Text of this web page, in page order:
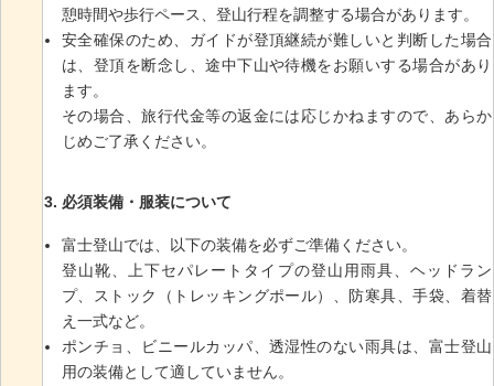
憩時間や歩行ペース、登山行程を調整する場合があります。
安全確保のため、ガイドが登頂継続が難しいと判断した場合
は、登頂を断念し、途中下山や待機をお願いする場合があり
ます。
その場合、旅行代金等の返金には応じかねますので、あらか
じめご了承ください。
必須装備・服装について
富士登山では、以下の装備を必ずご準備ください。
登山靴、上下セパレートタイプの登山用雨具、ヘッドラン
プ、ストック（トレッキングポール）、防寒具、手袋、着替
え一式など。
ポンチョ、ビニールカッパ、透湿性のない雨具は、富士登山
用の装備として適していません。